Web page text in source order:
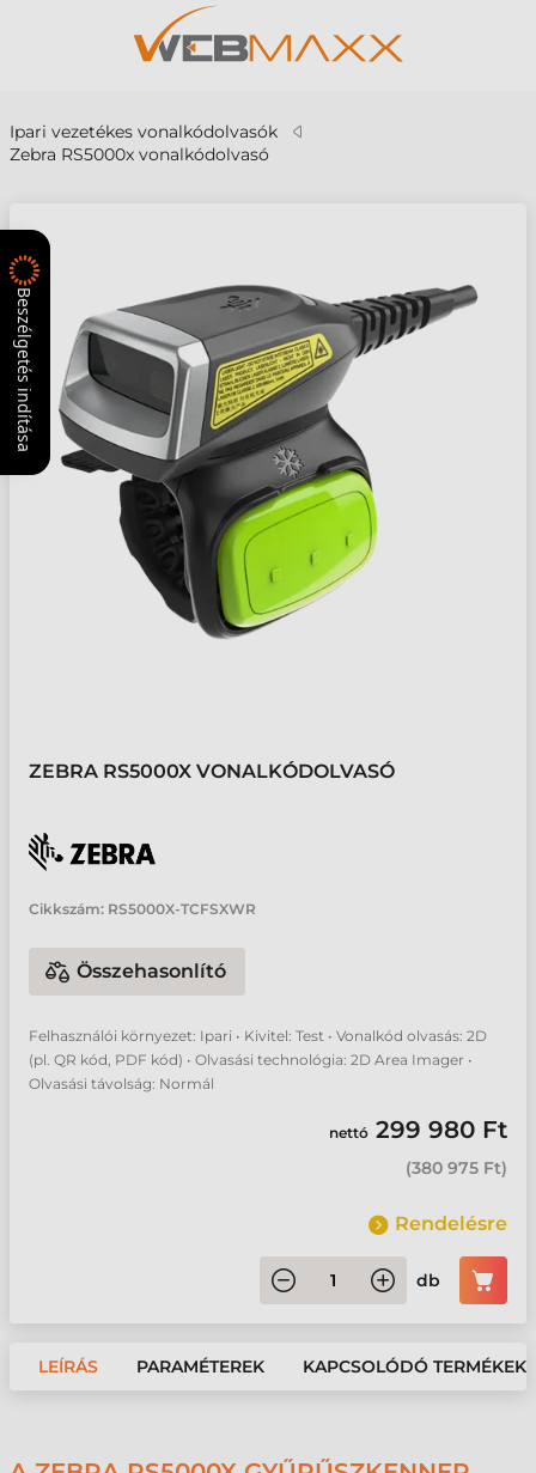
Ipari vezetékes vonalkódolvasók
Zebra RS5000x vonalkódolvasó
ZEBRA RS5000X VONALKÓDOLVASÓ
Cikkszám: RS5000X-TCFSXWR
Összehasonlító
Felhasználói környezet: Ipari • Kivitel: Test • Vonalkód olvasás: 2D
(pl. QR kód, PDF kód) • Olvasási technológia: 2D Area Imager •
Olvasási távolság: Normál
nettó 299 980 Ft
(380 975 Ft)
Rendelésre
db
LEÍRÁS PARAMÉTEREK KAPCSOLÓDÓ TERMÉKEK
Beszélgetés indítása